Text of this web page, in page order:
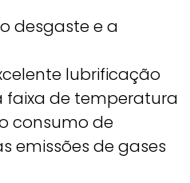
desgaste e a
lubrificação
de temperatura
consumo de
emissões de gases